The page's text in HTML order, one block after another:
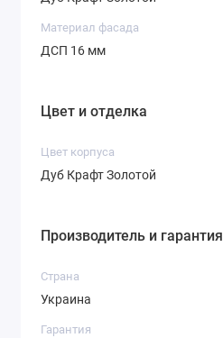
Материал фасада
ДСП 16 мм
Цвет и отделка
Цвет корпуса
Дуб Крафт Золотой
Производитель и гарантия
Страна
Украина
Гарантия